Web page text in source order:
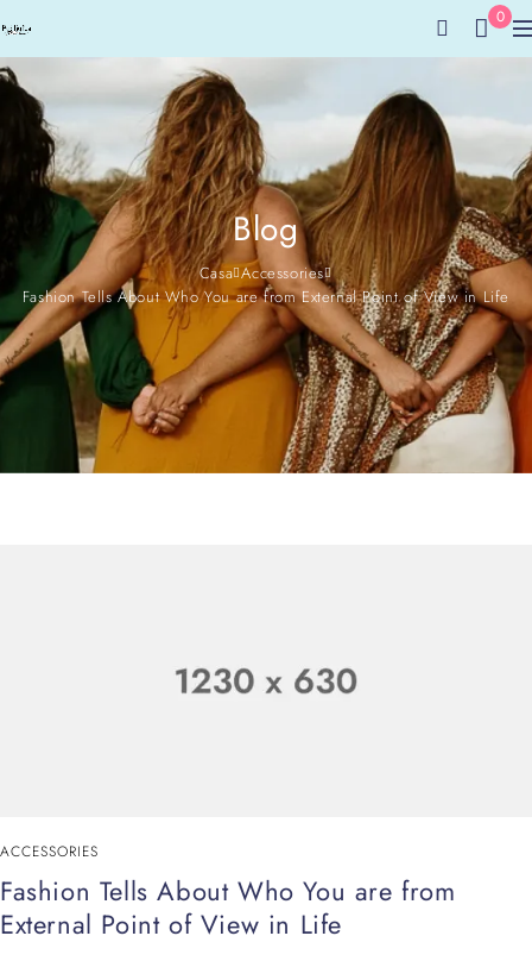
0
Blog
Casa Accessories
Fashion Tells About Who You are from External Point of View in Life
ACCESSORIES
Fashion Tells About Who You are from
External Point of View in Life